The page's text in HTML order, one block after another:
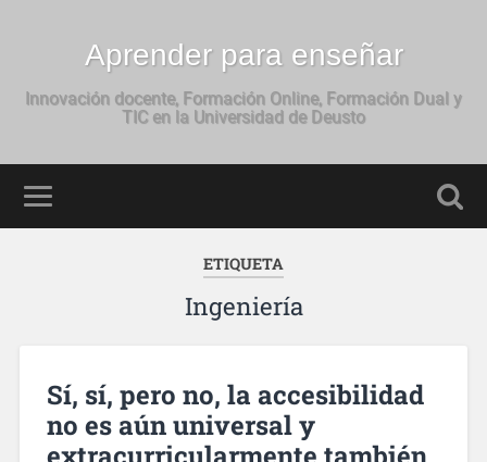
Aprender para enseñar
Innovación docente, Formación Online, Formación Dual y
TIC en la Universidad de Deusto
ETIQUETA
Ingeniería
Sí, sí, pero no, la accesibilidad
no es aún universal y